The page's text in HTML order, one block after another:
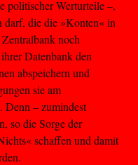
politischer Werturteile –,
darf, die die »Konten« in
noch
Datenbank den
abspeichern und
sie am
Denn – zumindest
so die Sorge der
schaffen und damit